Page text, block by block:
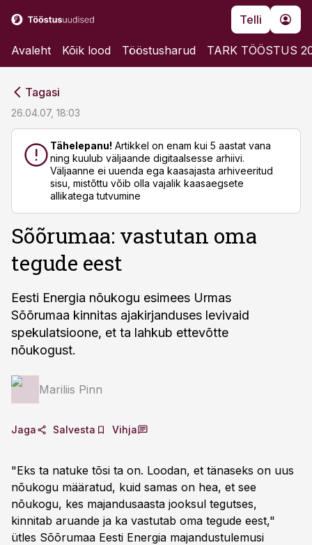
Telli
Avaleht Kõik lood Tööstusharud TARK TÖÖSTUS
Tagasi
26.04.07, 18:03
Tähelepanu! Artikkel on enam kui 5 aastat vana
ning kuulub väljaande digitaalsesse arhiivi.
Väljaanne ei uuenda ega kaasajasta arhiveeritud
sisu, mistõttu võib olla vajalik kaasaegsete
allikatega tutvumine
Sõõrumaa: vastutan oma
tegude eest
Eesti Energia nõukogu esimees Urmas
Sõõrumaa kinnitas ajakirjanduses levivaid
spekulatsioone, et ta lahkub ettevõtte
nõukogust.
Mariliis Pinn
Jaga Salvesta Vihja
"Eks ta natuke tõsi ta on. Loodan, et tänaseks on uus
nõukogu määratud, kuid samas on hea, et see
nõukogu, kes majandusaasta jooksul tegutses,
kinnitab aruande ja ka vastutab oma tegude eest,"
ütles Sõõrumaa Eesti Energia majandustulemusi